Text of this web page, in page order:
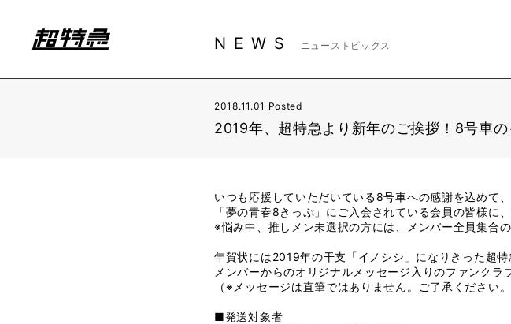
NEWS ニューストピックス
2018.11.01 Posted
2019年、超特急より新年のご挨拶！8号車の
いつも応援していただいている8号車への感謝を込めて、
「夢の青春8きっぷ」にご入会されている会員の皆様に
※悩み中、推しメン未選択の方には、メンバー全員集合の
年賀状には2019年の干支「イノシシ」になりきった超特
メンバーからのオリジナルメッセージ入りのファンクラ
（※メッセージは直筆ではありません。ご了承ください。
■発送対象者